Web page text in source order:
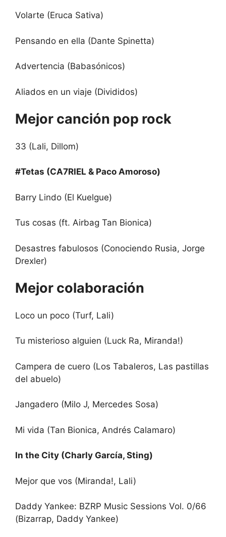
Volarte (Eruca Sativa)
Pensando en ella (Dante Spinetta)
Advertencia (Babasónicos)
Aliados en un viaje (Divididos)
Mejor canción pop rock
33 (Lali, Dillom)
#Tetas (CA7RIEL & Paco Amoroso)
Barry Lindo (El Kuelgue)
Tus cosas (ft. Airbag Tan Bionica)
Desastres fabulosos (Conociendo Rusia, Jorge
Drexler)
Mejor colaboración
Loco un poco (Turf, Lali)
Tu misterioso alguien (Luck Ra, Miranda!)
Campera de cuero (Los Tabaleros, Las pastillas
del abuelo)
Jangadero (Milo J, Mercedes Sosa)
Mi vida (Tan Bionica, Andrés Calamaro)
In the City (Charly García, Sting)
Mejor que vos (Miranda!, Lali)
Daddy Yankee: BZRP Music Sessions Vol. 0/66
(Bizarrap, Daddy Yankee)